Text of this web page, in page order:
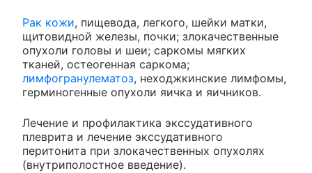
Рак кожи, пищевода, легкого, шейки матки,
щитовидной железы, почки; злокачественные
опухоли головы и шеи; саркомы мягких
тканей, остеогенная саркома;
лимфогранулематоз, неходжкинские лимфомы,
герминогенные опухоли яичка и яичников.
Лечение и профилактика экссудативного
плеврита и лечение экссудативного
перитонита при злокачественных опухолях
(внутриполостное введение).